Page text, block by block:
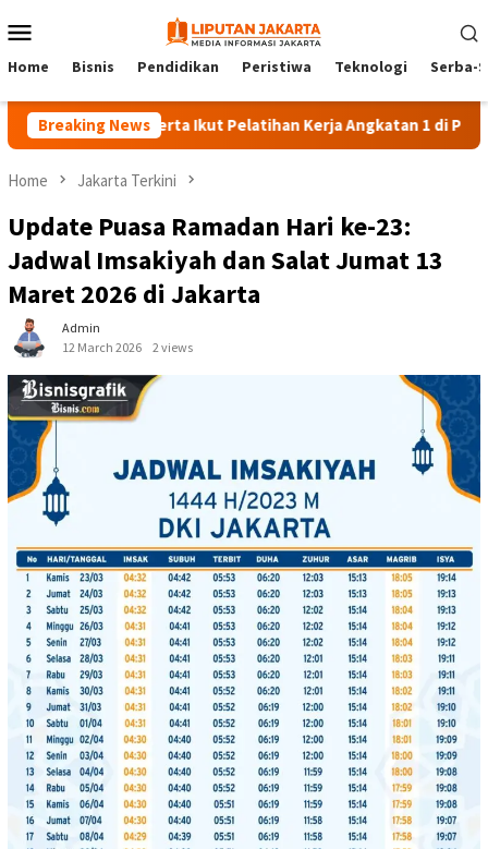
to
Menu
Home Bisnis Pendidikan Peristiwa Teknologi Serba-
Breaking News
140 Peserta Ikut Pelatihan Kerja Angkatan 1 di PPKD Jaksel
Home Jakarta Terkini
Update Puasa Ramadan Hari ke-23:
Jadwal Imsakiyah dan Salat Jumat 13
Maret 2026 di Jakarta
Admin
12 March 2026
2 views